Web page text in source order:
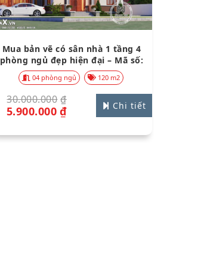
Mua bản vẽ có sân nhà 1 tầng 4
phòng ngủ đẹp hiện đại – Mã số:
14112
04 phòng ngủ 120 m2
30.000.000 ₫
5.900.000 ₫ Chi tiết